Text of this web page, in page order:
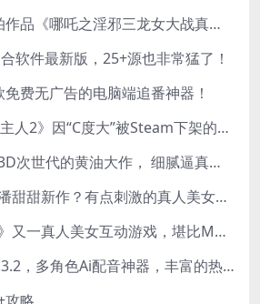
麻豆蹭热度翻拍作品《哪吒之淫邪三龙女大战真阳魔童》 已上线
软件最新版，25+源也非常猛了！
费无广告的电脑端追番神器！
《请做coser的主人2》因“C度大”被Steam下架的真人美女互动游戏！
绅士游戏丨全3D次世代的黄油大作， 细腻逼真的双人互动狂想曲！
《迷情医院》潘甜甜新作？有点刺激的真人美女互动游戏
《银魔唐三藏》又一真人美女互动游戏，堪比M豆！
祈风TTS_v0.1.3.2，多角色Ai配音神器，丰富的热门音色